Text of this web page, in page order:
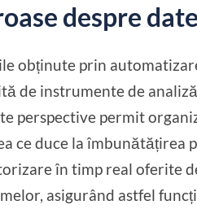
despre date
obținute prin
de instrumente de
perspective permit
ce duce la îmbunătățirea
în timp real oferite
asigurând astfel